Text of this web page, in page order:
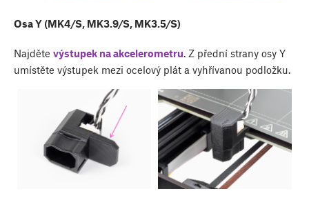
Osa Y (MK4/S, MK3.9/S, MK3.5/S)
Najděte výstupek na akcelerometru. Z přední strany osy Y
umístěte výstupek mezi ocelový plát a vyhřívanou podložku.